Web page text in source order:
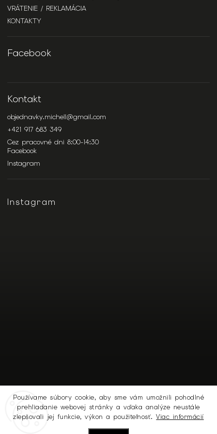
Používame súbory cookie, aby sme vám umožnili pohodlné
prehliadanie webovej stránky a vďaka analýze neustále
zlepšovali jej funkcie, výkon a použiteľnosť.Viac informácií
VRÁTENIE / REKLAMÁCIA
KONTAKTY
Facebook
Kontakt
objednavky.michell@gmail.com
+421 917 683 349
Cez pracovné dni 8:00-14:30
Facebook
Instagram
Instagram
Sledovať na Instagrame